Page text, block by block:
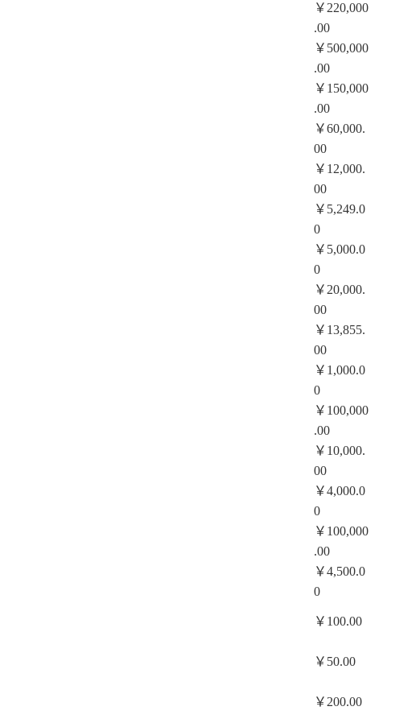
￥220,000
.00
￥500,000
.00
￥150,000
.00
￥60,000.
00
￥12,000.
00
￥5,249.0
0
￥5,000.0
0
￥20,000.
00
￥13,855.
00
￥1,000.0
0
￥100,000
.00
￥10,000.
00
￥4,000.0
0
￥100,000
.00
￥4,500.0
0
￥100.00
￥50.00
￥200.00